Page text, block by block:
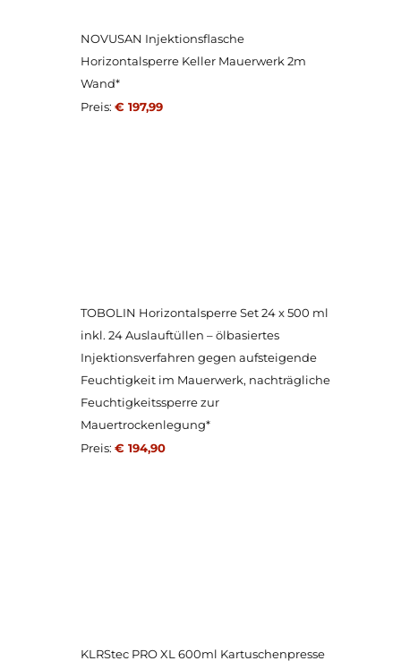
NOVUSAN Injektionsflasche
Horizontalsperre Keller Mauerwerk 2m
Wand*
Preis: € 197,99
TOBOLIN Horizontalsperre Set 24 x 500 ml
inkl. 24 Auslauftüllen – ölbasiertes
Injektionsverfahren gegen aufsteigende
Feuchtigkeit im Mauerwerk, nachträgliche
Feuchtigkeitssperre zur
Mauertrockenlegung*
Preis: € 194,90
KLRStec PRO XL 600ml Kartuschenpresse